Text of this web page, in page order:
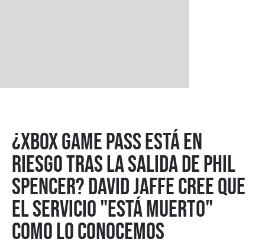
¿Xbox Game Pass está en
riesgo tras la salida de Phil
Spencer? David Jaffe cree que
el servicio "está muerto"
como lo conocemos